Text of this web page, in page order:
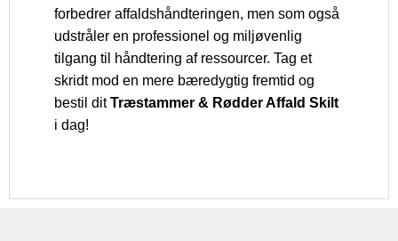
forbedrer affaldshåndteringen, men som også
udstråler en professionel og miljøvenlig
tilgang til håndtering af ressourcer. Tag et
skridt mod en mere bæredygtig fremtid og
bestil ditTræstammer & Rødder Affald Skilt
i dag!